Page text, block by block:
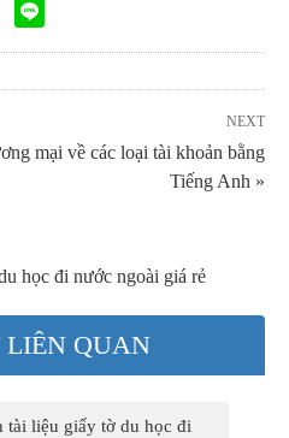
NEXT
mại về các loại tài khoản bằng
Tiếng Anh »
học đi nước ngoài giá rẻ
QUAN
tài liệu giấy tờ du học đi